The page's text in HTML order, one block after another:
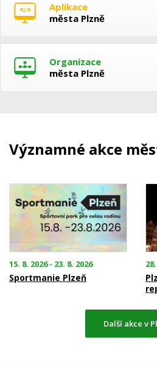
Aplikace
města Plzně
Organizace
města Plzně
Významné akce
15. 8. 2026 - 23. 8. 2026
Sportmanie Plzeň
Další akce v